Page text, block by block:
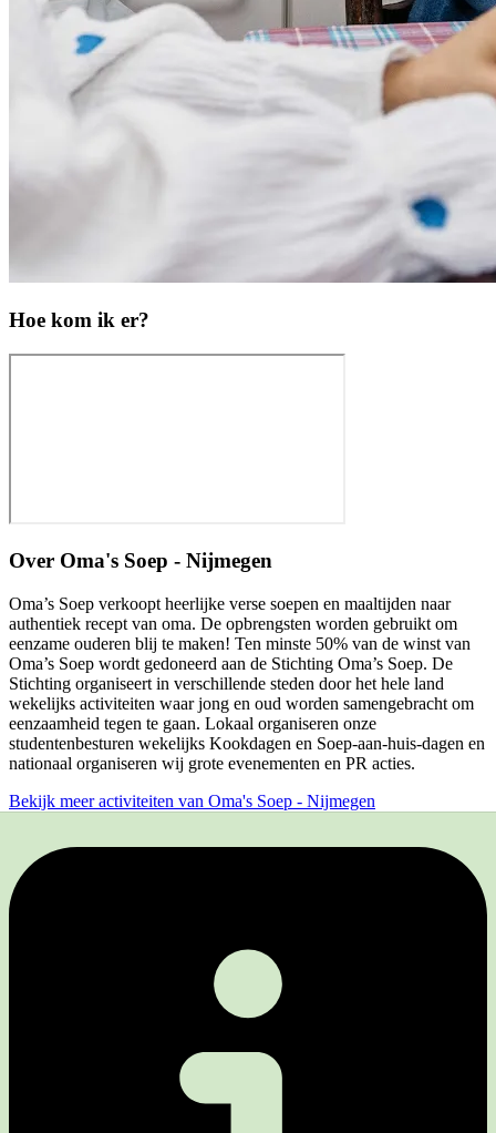
Hoe kom ik er?
Over Oma's Soep - Nijmegen
Oma’s Soep verkoopt heerlijke verse soepen en maaltijden naar
authentiek recept van oma. De opbrengsten worden gebruikt om
eenzame ouderen blij te maken! Ten minste 50% van de winst van
Oma’s Soep wordt gedoneerd aan de Stichting Oma’s Soep. De
Stichting organiseert in verschillende steden door het hele land
wekelijks activiteiten waar jong en oud worden samengebracht om
eenzaamheid tegen te gaan. Lokaal organiseren onze
studentenbesturen wekelijks Kookdagen en Soep-aan-huis-dagen en
nationaal organiseren wij grote evenementen en PR acties.
Bekijk meer activiteiten van Oma's Soep - Nijmegen